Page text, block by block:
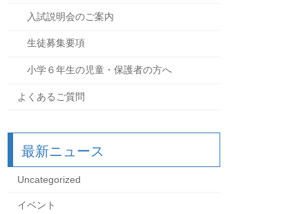
入試説明会のご案内
生徒募集要項
小学６年生の児童・保護者の方へ
よくあるご質問
最新ニュース
Uncategorized
イベント